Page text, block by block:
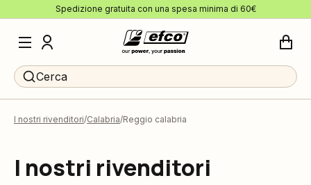
Spedizione gratuita con una spesa minima di 60€
Cerca
I nostri rivenditori Calabria Reggio calabria
I nostri rivenditori